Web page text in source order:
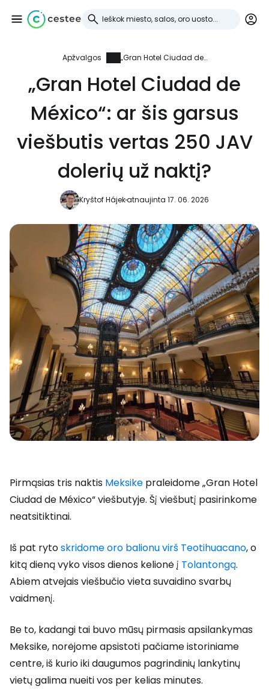
Apžvalgos „Gran Hotel Ciudad de México“: ar šis garsus viešbutis vertas 250 JAV dolerių už naktį?
„Gran Hotel Ciudad de
México“: ar šis garsus
viešbutis vertas 250 JAV
dolerių už naktį?
Kryštof Hájekatnaujinta 17. 06. 2026
Pirmąsias tris naktis Meksike praleidome „Gran Hotel
Ciudad de México“ viešbutyje. Šį viešbutį pasirinkome
neatsitiktinai.
Iš pat rytoskridome oro balionu virš Teotihuacano, o
kitą dieną vyko visos dienos kelionė į Tolantongą.
Abiem atvejais viešbučio vieta suvaidino svarbų
vaidmenį.
Be to, kadangi tai buvo mūsų pirmasis apsilankymas
Meksike, norėjome apsistoti pačiame istoriniame
centre, iš kurio iki daugumos pagrindinių lankytinų
vietų galima nueiti vos per kelias minutes.
Prisijunkite prie
Cestee
... pasaulinė kelionių bendruomenė
Tęsti su Google
Tęsti el. paštu